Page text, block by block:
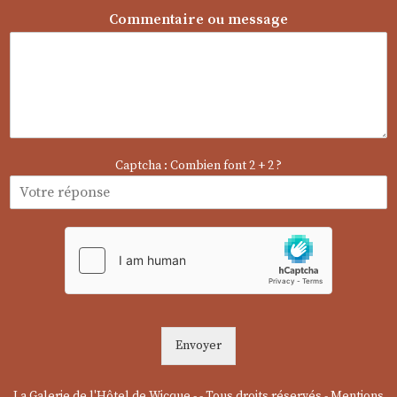
g
Commentaire ou message
Captcha : Combien font 2 + 2 ?
Envoyer